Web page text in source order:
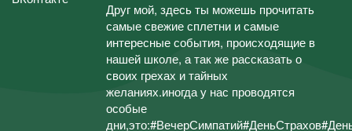
Друг мой, здесь ты можешь прочитать
самые свежие сплетни и самые
интересные события, происходящие в
нашей школе, а так же рассказать о
своих грехах и тайных
желаниях.иногда у нас проводятся
особые